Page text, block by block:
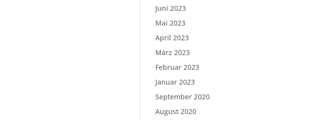
Juni 2023
Mai 2023
April 2023
März 2023
Februar 2023
Januar 2023
September 2020
August 2020